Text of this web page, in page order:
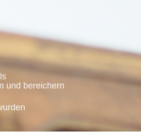
und bereichern